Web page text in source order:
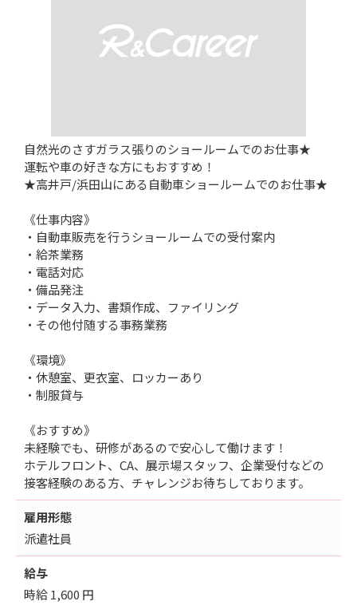
自然光のさすガラス張りのショールームでのお仕事★
運転や車の好きな方にもおすすめ！
★高井戸/浜田山にある自動車ショールームでのお仕事★
《仕事内容》
・自動車販売を行うショールームでの受付案内
・給茶業務
・電話対応
・備品発注
・データ入力、書類作成、ファイリング
・その他付随する事務業務
《環境》
・休憩室、更衣室、ロッカーあり
・制服貸与
《おすすめ》
未経験でも、研修があるので安心して働けます！
ホテルフロント、CA、展示場スタッフ、企業受付などの
接客経験のある方、チャレンジお待ちしております。
雇用形態
派遣社員
給与
時給 1,600 円